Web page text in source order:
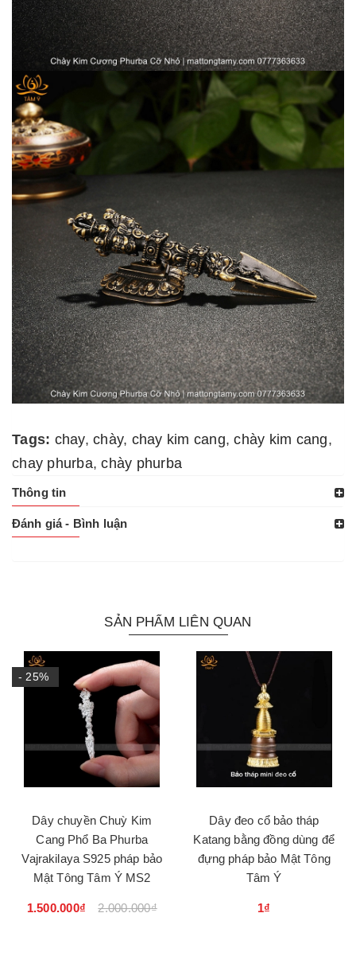
Tags: chay, chày, chay kim cang,chày kim cang,
chay phurba,chày phurba
Thông tin
Đánh giá - Bình luận
SẢN PHẨM LIÊN QUAN
- 25%
Dây chuyền Chuỳ Kim
Cang Phổ Ba Phurba
Vajrakilaya S925 pháp bảo
Mật Tông Tâm Ý MS2
1.500.000₫ 2.000.000₫
Dây đeo cổ bảo tháp
Katang bằng đồng dùng để
đựng pháp bảo Mật Tông
Tâm Ý
1₫